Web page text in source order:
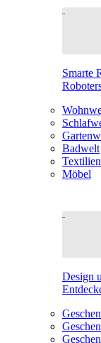
Smarte
Badwelt
Textilien
Möbel
Design